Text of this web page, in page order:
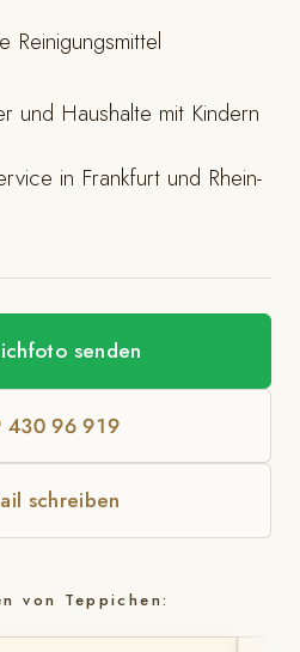
Reinigungsmittel
und Haushalte mit Kindern
in Frankfurt und Rhein-
senden
430 96 919
schreiben
von Teppichen: